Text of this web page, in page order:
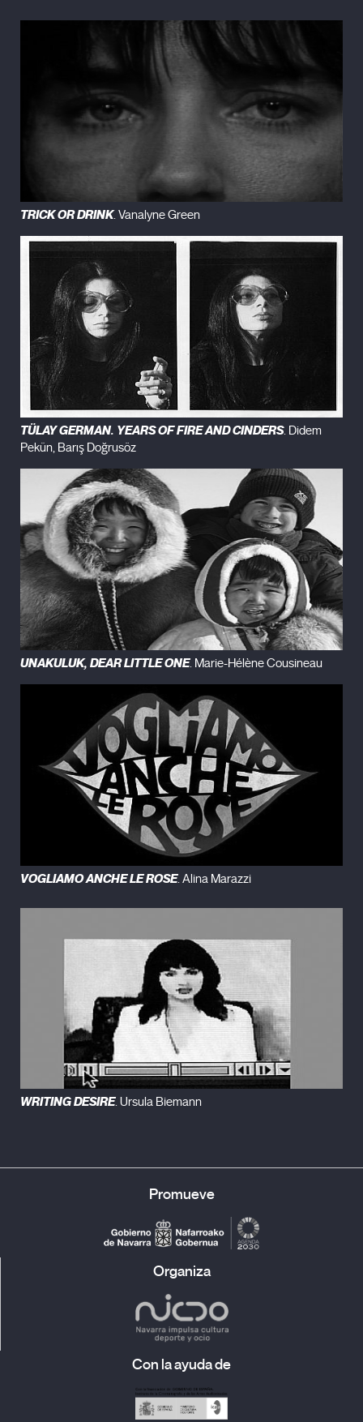
TRICK OR DRINK. Vanalyne Green
TÜLAY GERMAN. YEARS OF FIRE AND CINDERS. Didem
Pekün, Barış Doğrusöz
UNAKULUK, DEAR LITTLE ONE. Marie-Hélène Cousineau
VOGLIAMO ANCHE LE ROSE. Alina Marazzi
WRITING DESIRE. Ursula Biemann
Promueve
Organiza
Con la ayuda de